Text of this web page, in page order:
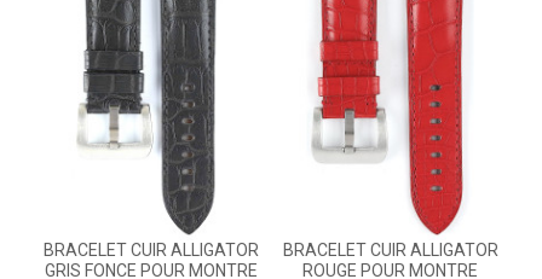
BRACELET CUIR ALLIGATOR
GRIS FONCE POUR MONTRE
BRACELET CUIR ALLIGATOR
ROUGE POUR MONTRE